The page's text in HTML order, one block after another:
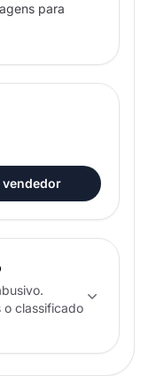
para
vendedor
o classificado